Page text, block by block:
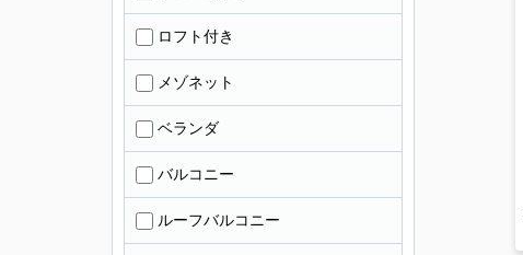
ロフト付き
メゾネット
ベランダ
バルコニー
ルーフバルコニー